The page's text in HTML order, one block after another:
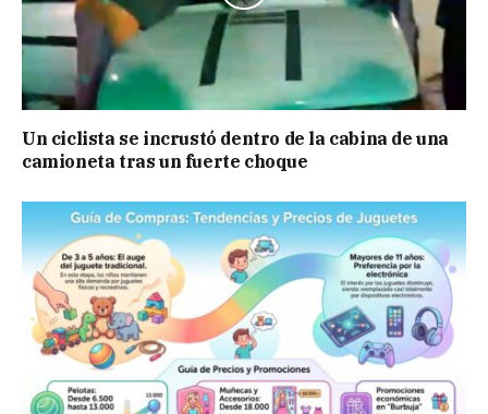
Un ciclista se incrustó dentro de la cabina de una
camioneta tras un fuerte choque